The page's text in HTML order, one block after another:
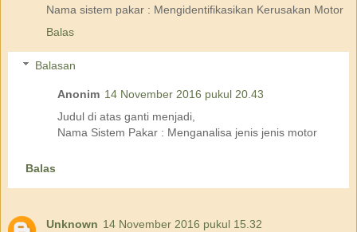
Nama sistem pakar : Mengidentifikasikan Kerusakan Motor
Balas
Balasan
Anonim 14 November 2016 pukul 20.43
Judul di atas ganti menjadi,
Nama Sistem Pakar : Menganalisa jenis jenis motor
Balas
Unknown 14 November 2016 pukul 15.32